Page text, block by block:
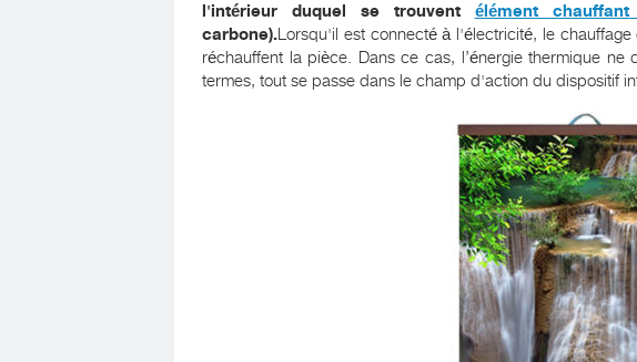
l'intérieur duquel se trouvent élément
carbone).Lorsqu'il est connecté à l'électricité, le
réchauffent la pièce. Dans ce cas, l’énergie thermique ne
termes, tout se passe dans le champ d'action du dispositif